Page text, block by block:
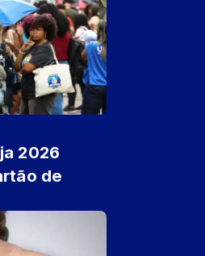
2026
de